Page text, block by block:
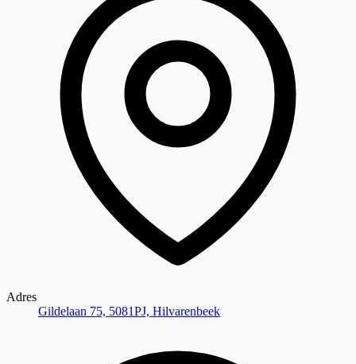
Adres
Gildelaan 75, 5081PJ, Hilvarenbeek